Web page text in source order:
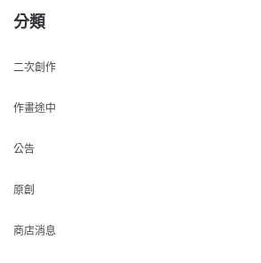
分類
二次創作
作畫途中
公告
原創
商店消息